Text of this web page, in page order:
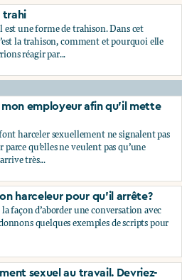
trahi
une forme de trahison. Dans cet
la trahison, comment et pourquoi elle
réagir par...
trahi
employeur afin qu’il mette
harceler sexuellement ne signalent pas
qu’elles ne veulent pas qu’une
très...
employeur afin qu’il mette fin
harceleur pour qu’il arrête?
façon d’aborder une conversation avec
quelques exemples de scripts pour
harceleur pour qu’il arrête?
sexuel au travail. Devriez-